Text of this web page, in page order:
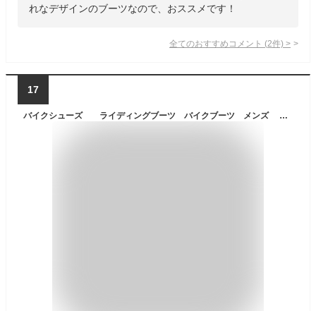
れなデザインのブーツなので、おススメです！
全てのおすすめコメント (2件) >
17
バイクシューズ ライディングブーツ バイクブーツ メンズ マウンテンバイクシューズ バイク用靴 メッシュ オートバイ ショートブーツ 通気 夏用